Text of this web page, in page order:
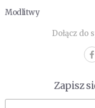
Modlitwy
Dołącz do
Zapisz